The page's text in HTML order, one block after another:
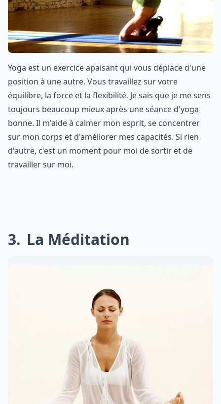
Yoga est un exercice apaisant qui vous déplace d'une
position à une autre. Vous travaillez sur votre
équilibre, la force et la flexibilité. Je sais que je me sens
toujours beaucoup mieux après une séance d'yoga
bonne. Il m'aide à calmer mon esprit, se concentrer
sur mon corps et d'améliorer mes capacités. Si rien
d'autre, c'est un moment pour moi de sortir et de
travailler sur moi.
3 La Méditation